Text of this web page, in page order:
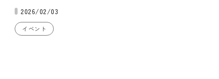
2026/02/03
イベント